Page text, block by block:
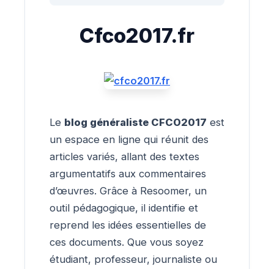
Cfco2017.fr
Le blog généraliste CFCO2017 est
un espace en ligne qui réunit des
articles variés, allant des textes
argumentatifs aux commentaires
d’œuvres. Grâce à Resoomer, un
outil pédagogique, il identifie et
reprend les idées essentielles de
ces documents. Que vous soyez
étudiant, professeur, journaliste ou